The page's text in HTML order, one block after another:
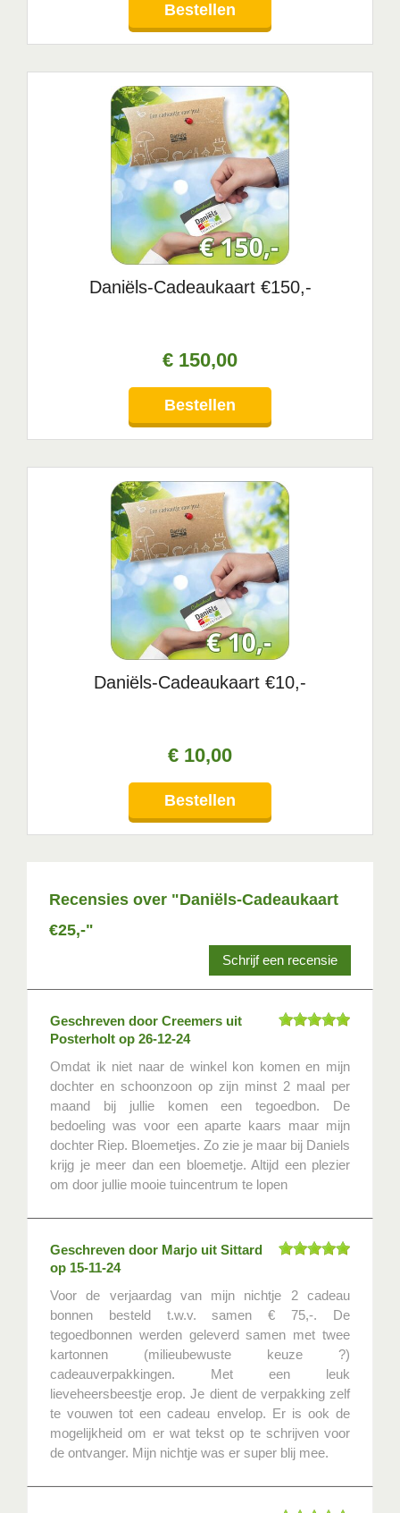
Bestellen
Daniëls-Cadeaukaart €150,-
€ 150,00
Bestellen
Daniëls-Cadeaukaart €10,-
€ 10,00
Bestellen
Recensies over "Daniëls-Cadeaukaart
€25,-"
Schrijf een recensie
Geschreven door Creemers uit
Posterholt op 26-12-24
Omdat ik niet naar de winkel kon komen en mijn
dochter en schoonzoon op zijn minst 2 maal per
maand bij jullie komen een tegoedbon. De
bedoeling was voor een aparte kaars maar mijn
dochter Riep. Bloemetjes. Zo zie je maar bij Daniels
krijg je meer dan een bloemetje. Altijd een plezier
om door jullie mooie tuincentrum te lopen
Geschreven door Marjo uit Sittard
op 15-11-24
Voor de verjaardag van mijn nichtje 2 cadeau
bonnen besteld t.w.v. samen € 75,-. De
tegoedbonnen werden geleverd samen met twee
kartonnen (milieubewuste keuze ?)
cadeauverpakkingen. Met een leuk
lieveheersbeestje erop. Je dient de verpakking zelf
te vouwen tot een cadeau envelop. Er is ook de
mogelijkheid om er wat tekst op te schrijven voor
de ontvanger. Mijn nichtje was er super blij mee.